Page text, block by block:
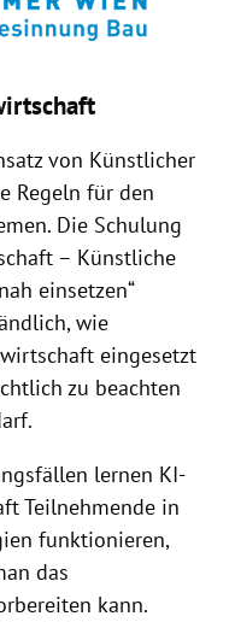
von Künstlicher
Regeln für den
Die Schulung
– Künstliche
einsetzen“
wie
eingesetzt
zu beachten
lernen KI-
Teilnehmende in
funktionieren,
das
kann.